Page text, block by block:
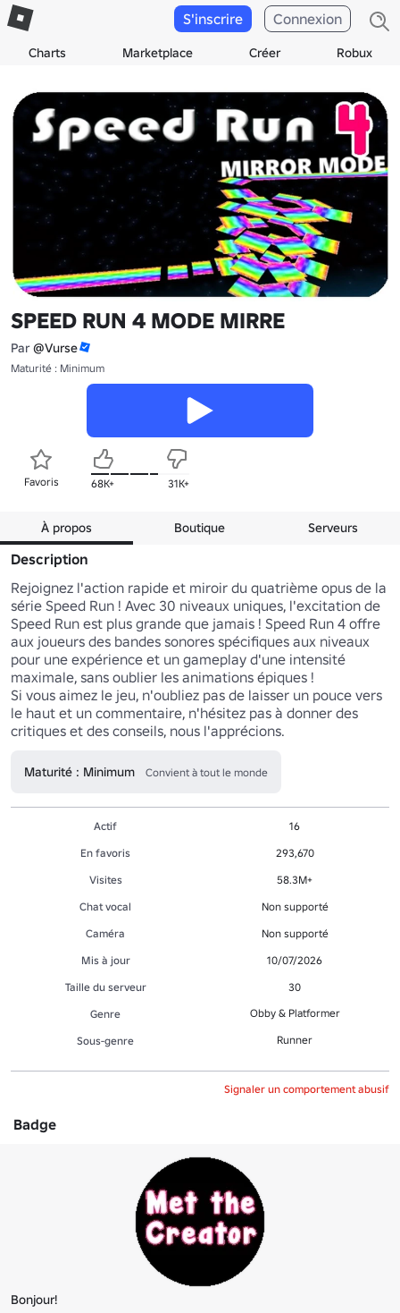
Charts Marketplace Créer Robux
S'inscrire Connexion
SPEED RUN 4 MODE MIRRE
Par @Vurse
Maturité : Minimum
Favoris 68K+ 31K+
À propos Boutique Serveurs
Description
Rejoignez l'action rapide et miroir du quatrième opus de la
série Speed Run ! Avec 30 niveaux uniques, l'excitation de
Speed Run est plus grande que jamais ! Speed Run 4 offre
aux joueurs des bandes sonores spécifiques aux niveaux
pour une expérience et un gameplay d'une intensité
maximale, sans oublier les animations épiques !
Si vous aimez le jeu, n'oubliez pas de laisser un pouce vers
le haut et un commentaire, n'hésitez pas à donner des
critiques et des conseils, nous l'apprécions.
Maturité : Minimum Convient à tout le monde
Actif
16
En favoris
293,670
Visites
58.3M+
Chat vocal
Non supporté
Caméra
Non supporté
Mis à jour
10/07/2026
Taille du serveur
30
Genre
Obby & Platformer
Sous-genre Runner
Signaler un comportement abusif
Badge
Bonjour!